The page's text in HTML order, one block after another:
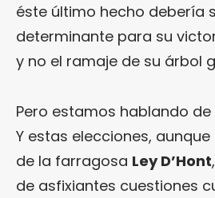
éste último hecho debería
determinante para su
y no el ramaje de su árbol
Pero estamos hablando
Y estas elecciones,
de la farragosa Ley D’Hont
de asfixiantes cuestiones